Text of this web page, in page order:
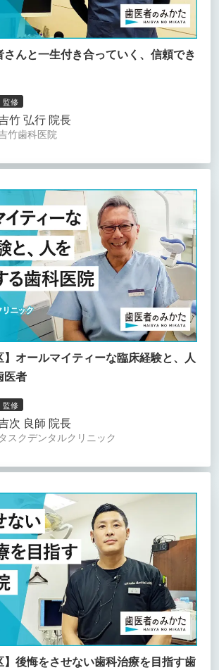
さんと一生付き合っていく、信頼でき
監修
竹 弘行 院長
竹歯科医院
】オールマイティーな臨床経験と、人
医者
監修
次 良師 院長
タスクデンタルクリニック
】後悔をさせない歯科治療を目指す歯